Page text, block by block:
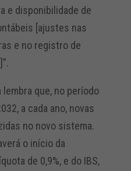
e disponibilidade de
[ajustes nas
e no registro de
que, no período
a cada ano, novas
no novo sistema.
o início da
de 0,9%, e do IBS,